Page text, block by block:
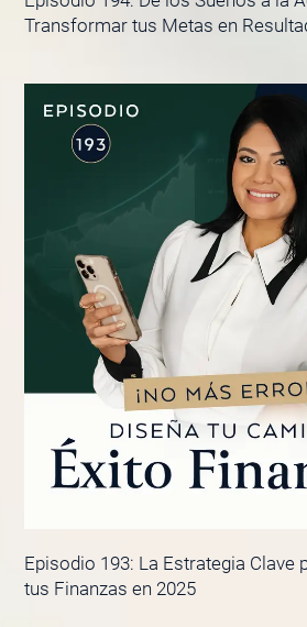
Transformar tus Metas en
Episodio 193: La Estrategia Clave
tus Finanzas en 2025